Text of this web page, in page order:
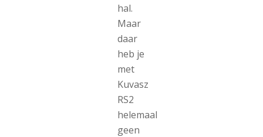
hal.
Maar
daar
heb je
met
Kuvasz
RS2
helemaal
geen